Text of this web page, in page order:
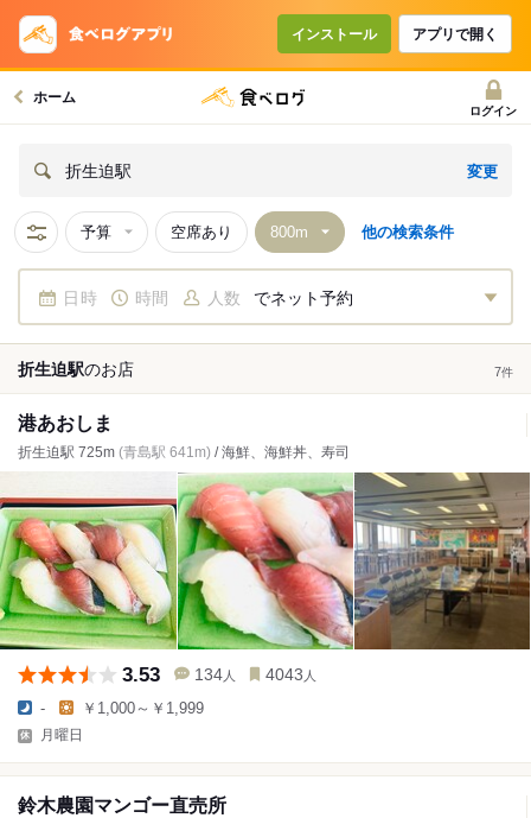
インストール アプリで開く
ホーム
ログイン
折生迫駅 変更
予算 空席あり 他の検索条件
日時 時間 人数 でネット予約
折生迫駅のお店 7件
港あおしま
折生迫駅 725m (青島駅 641m) / 海鮮、海鮮丼、寿司
3.53 134 人 4043 人
- ￥1,000～￥1,999
月曜日
鈴木農園マンゴー直売所